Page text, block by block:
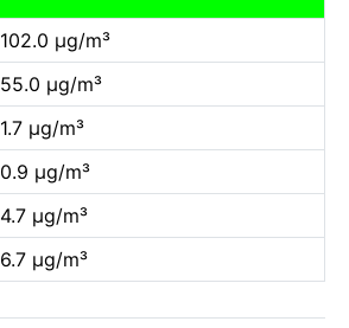
102.0 µg/m³
55.0 µg/m³
1.7 µg/m³
0.9 µg/m³
4.7 µg/m³
6.7 µg/m³